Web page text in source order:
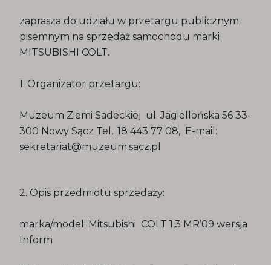
zaprasza do udziału w przetargu publicznym
pisemnym na sprzedaż samochodu marki
MITSUBISHI COLT.
1. Organizator przetargu:
Muzeum Ziemi Sadeckiej ul. Jagiellońska 56 33-
300 Nowy Sącz Tel.: 18 443 77 08, E-mail:
sekretariat@muzeum.sacz.pl
2. Opis przedmiotu sprzedaży:
marka/model: Mitsubishi COLT 1,3 MR’09 wersja
Inform